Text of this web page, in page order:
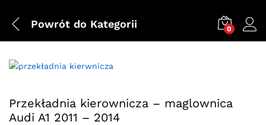
Powrót do Kategorii 0
Przekładnia kierownicza – maglownica
Audi A1 2011 – 2014